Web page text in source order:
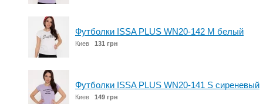
Футболки ISSA PLUS WN20-142 M белый
Киев 131 грн
Футболки ISSA PLUS WN20-141 S сиреневый
Киев 149 грн